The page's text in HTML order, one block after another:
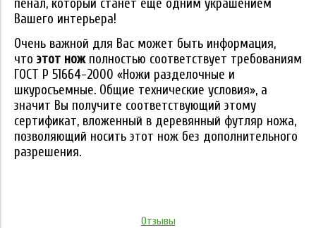
пенал, который станет ещё одним украшением
Вашего интерьера!
Очень важной для Вас может быть информация,
чтоэтот ножполностью соответствует требованиям
ГОСТ Р 51664-2000 «Ножи разделочные и
шкуросъемные. Общие технические условия», а
значит Вы получите соответствующий этому
сертификат, вложенный в деревянный футляр ножа,
позволяющий носить этот нож без дополнительного
разрешения.
Отзывы